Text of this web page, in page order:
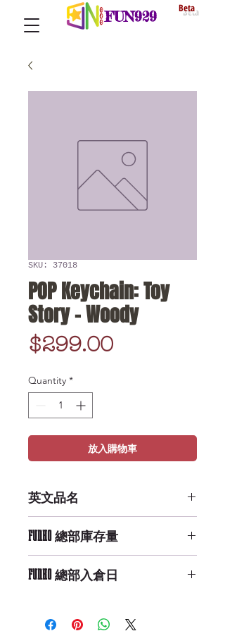
FUN929 Beta
SKU: 37018
POP Keychain: Toy
Story - Woody
$299.00Price
Quantity *
放入購物車
英文品名
FUNKO 總部庫存量
FUNKO 總部入倉日